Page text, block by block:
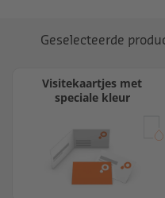
Geselecteerde
Visitekaartjes met
speciale kleur